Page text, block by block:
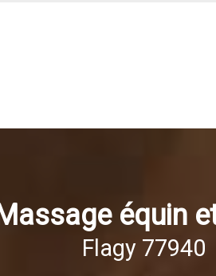
Massage équin
Flagy 77940